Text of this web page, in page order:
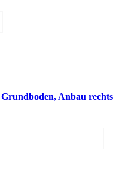
Anbau rechts